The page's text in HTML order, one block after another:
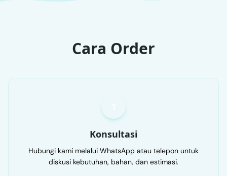
Cara Order
Konsultasi
Hubungi kami melalui WhatsApp atau telepon untuk
diskusi kebutuhan, bahan, dan estimasi.